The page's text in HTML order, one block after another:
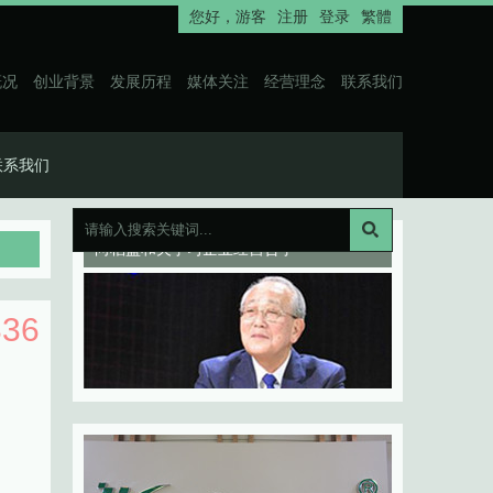
您好， 游客 注册 登录 繁體
创业背景 发展历程 媒体关注 经营理念 联系我们
系我们
向稻盛和夫学习企业经营哲学